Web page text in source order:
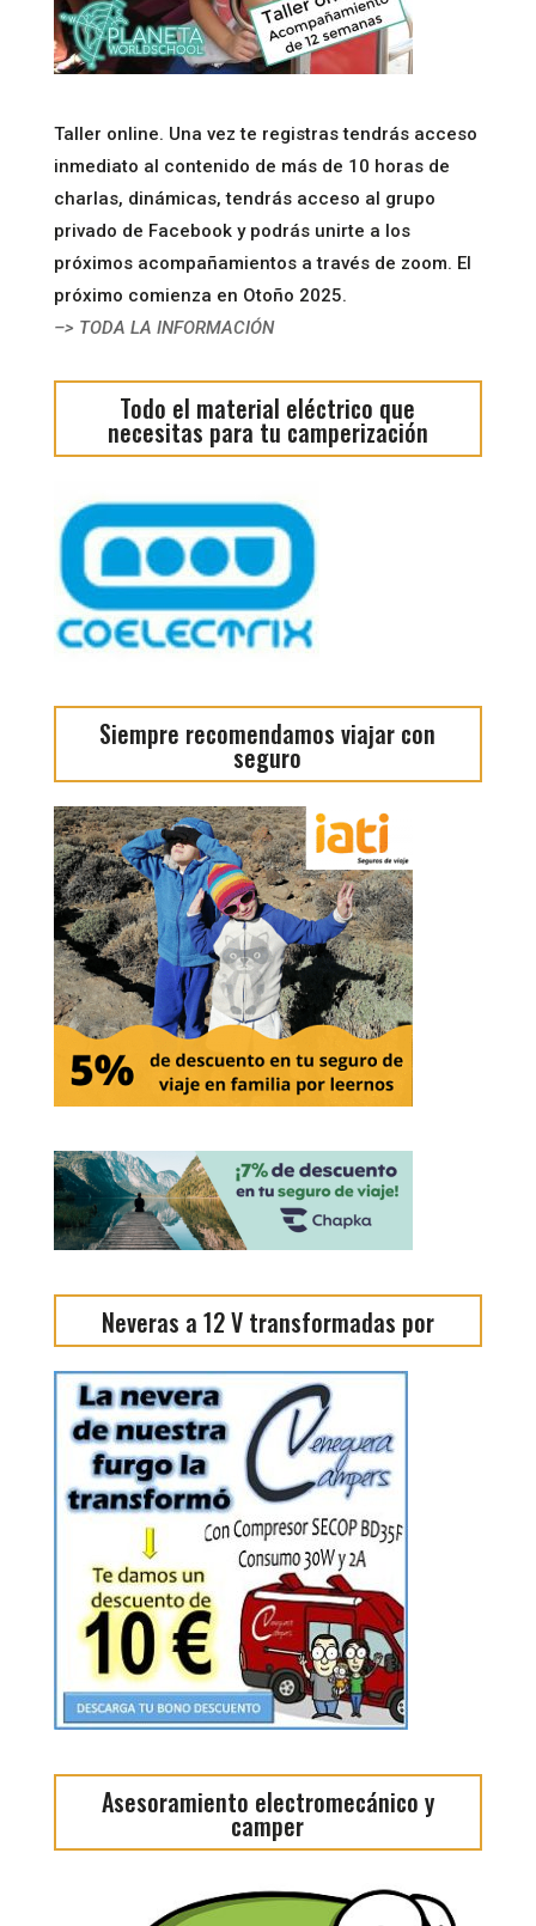
Taller online. Una vez te registras tendrás acceso
inmediato al contenido de más de 10 horas de
charlas, dinámicas, tendrás acceso al grupo
privado de Facebook y podrás unirte a los
próximos acompañamientos a través de zoom. El
próximo comienza en Otoño 2025.
–> TODA LA INFORMACIÓN
Todo el material eléctrico que
necesitas para tu camperización
Siempre recomendamos viajar con
seguro
Neveras a 12 V transformadas por
Asesoramiento electromecánico y
camper